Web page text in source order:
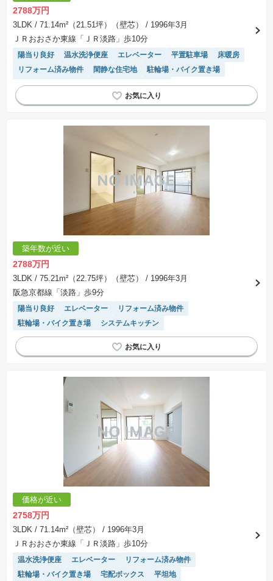
2788万円
3LDK / 71.14m²（21.51坪）（壁芯）
/ 1996年3月
ＪＲおおさか東線「ＪＲ淡路」歩10分
陽当り良好 温水洗浄便座 エレベーター 平置駐車場
床暖房
リフォーム済み物件
閑静な住宅地
駐輪場・バイク置き場
宅配ボックス
駐車場(普通車)あり
平坦地
モニター付きインターホン
システムキッチン
築年数が近い
2788万円
3LDK / 75.21m²（22.75坪）（壁芯）
/ 1996年3月
阪急京都線「淡路」歩9分
陽当り良好 エレベーター
リフォーム済み物件
駐輪場・バイク置き場
システムキッチン
価格が近い
2758万円
3LDK / 71.14m²（壁芯）
/ 1996年3月
ＪＲおおさか東線「ＪＲ淡路」歩10分
温水洗浄便座 エレベーター
リフォーム済み物件
駐輪場・バイク置き場
宅配ボックス 平坦地